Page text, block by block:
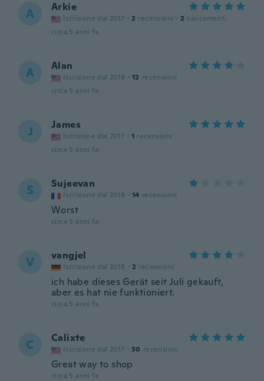
A Arkie
Iscrizione dal 2017 · 2 recensioni · 2 caricamenti
circa 5 anni fa
A Alan
Iscrizione dal 2018 · 12 recensioni
circa 5 anni fa
J James
Iscrizione dal 2017 · 1 recensioni
circa 5 anni fa
S Sujeevan
Iscrizione dal 2018 · 14 recensioni
Worst
circa 5 anni fa
V vangjel
Iscrizione dal 2018 · 2 recensioni
ich habe dieses Gerät seit Juli gekauft,
aber es hat nie funktioniert.
circa 5 anni fa
C Calixte
Iscrizione dal 2017 · 30 recensioni
Great way to shop
circa 5 anni fa